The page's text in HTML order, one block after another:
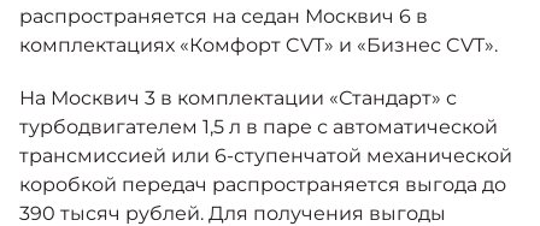
распространяется на седан Москвич 6 в
комплектациях «Комфорт CVT» и «Бизнес CVT».
На Москвич 3 в комплектации «Стандарт» с
турбодвигателем 1,5 л в паре с автоматической
трансмиссией или 6-ступенчатой механической
коробкой передач распространяется выгода до
390 тысяч рублей. Для получения выгоды